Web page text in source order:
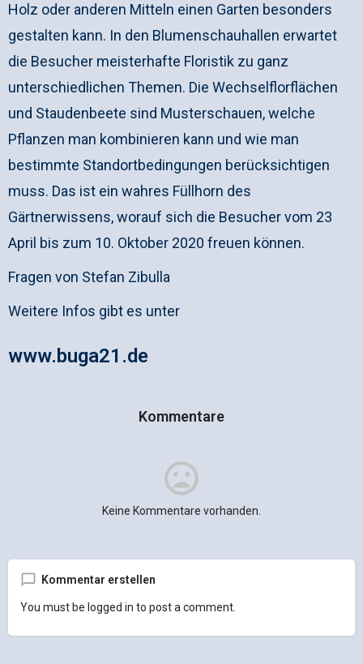
Holz oder anderen Mitteln einen Garten besonders
gestalten kann. In den Blumenschauhallen erwartet
die Besucher meisterhafte Floristik zu ganz
unterschiedlichen Themen. Die Wechselflorflächen
und Staudenbeete sind Musterschauen, welche
Pflanzen man kombinieren kann und wie man
bestimmte Standortbedingungen berücksichtigen
muss. Das ist ein wahres Füllhorn des
Gärtnerwissens, worauf sich die Besucher vom 23
April bis zum 10. Oktober 2020 freuen können.
Fragen von Stefan Zibulla
Weitere Infos gibt es unter
www.buga21.de
Kommentare
Keine Kommentare vorhanden.
Kommentar erstellen
You must be logged in to post a comment.